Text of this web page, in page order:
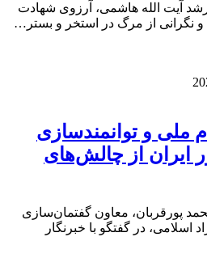
آیت الله هاشمی، آرزوی شهادت
از مرگ در استخر و بستر…
و توانمندسازی
ایران از چالش‌های
پورقربان، معاون گفتمان‌سازی
اسلامی، در گفتگو با خبرنگار